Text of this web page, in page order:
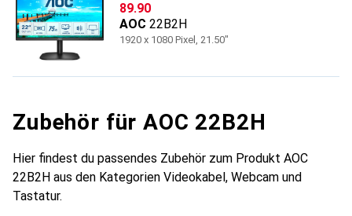
CHF
89.90
AOC 22B2H
1920 x 1080 Pixel, 21.50"
Zubehör für AOC 22B2H
Hier findest du passendes Zubehör zum Produkt AOC
22B2H aus den Kategorien Videokabel, Webcam und
Tastatur.